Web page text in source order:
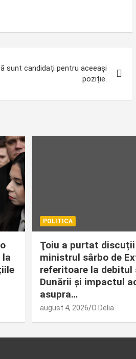
sunt candidați pentru aceeași
poziție.
la
POLITICA
Ţoiu a purtat
ministrul sârbo de
referitoare la debitul
Dunării și impactul
asupra…
august 4, 2026 O Delia